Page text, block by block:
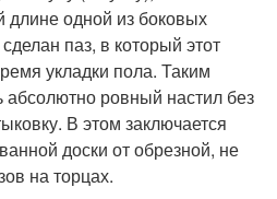
одной из боковых
паз, в который этот
укладки пола. Таким
ровный настил без
В этом заключается
доски от обрезной, не
на торцах.